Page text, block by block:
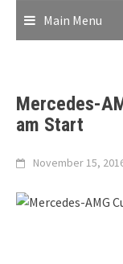
Main Menu
Mercedes-
am Start
November 15,